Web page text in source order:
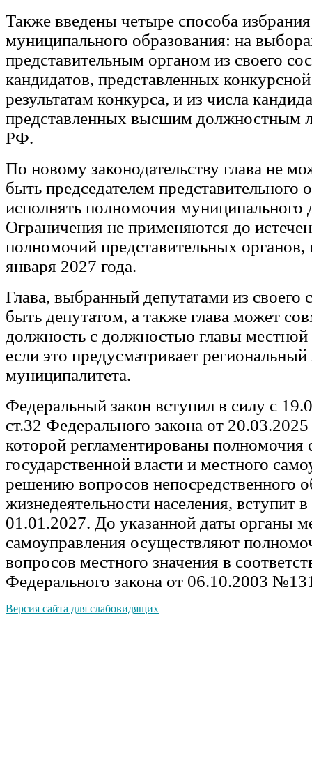
Также введены четыре способа
муниципального образования: на
представительным органом из своего
кандидатов, представленных
результатам конкурса, и из числа
представленных высшим должностным
РФ.
По новому законодательству глава не
быть председателем представительного
исполнять полномочия муниципального
Ограничения не применяются до
полномочий представительных
января 2027 года.
Глава, выбранный депутатами из своего
быть депутатом, а также глава может
должность с должностью главы
если это предусматривает региональный
муниципалитета.
Федеральный закон вступил в силу с
ст.32 Федерального закона от
которой регламентированы полномочия
государственной власти и местного
решению вопросов непосредственного
жизнедеятельности населения, вступит
01.01.2027. До указанной даты органы
самоуправления осуществляют
вопросов местного значения в
Федерального закона от 06.10.2003
Версия сайта для слабовидящих